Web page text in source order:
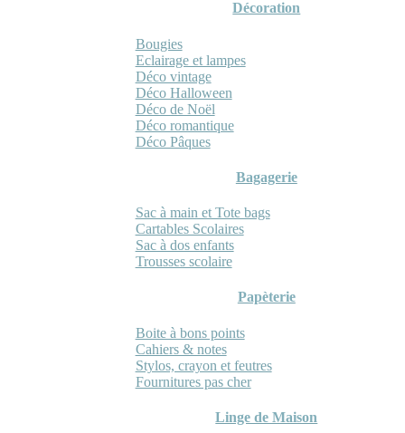
Décoration
Bougies
Eclairage et lampes
Déco vintage
Déco Halloween
Déco de Noël
Déco romantique
Déco Pâques
Bagagerie
Sac à main et Tote bags
Cartables Scolaires
Sac à dos enfants
Trousses scolaire
Papèterie
Boite à bons points
Cahiers & notes
Stylos, crayon et feutres
Fournitures pas cher
Linge de Maison